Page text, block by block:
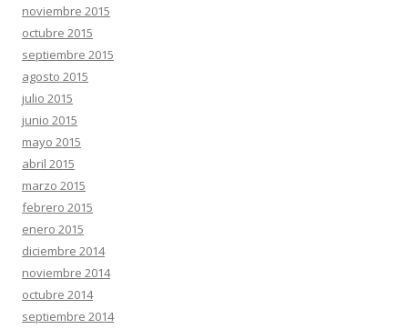
noviembre 2015
octubre 2015
septiembre 2015
agosto 2015
julio 2015
junio 2015
mayo 2015
abril 2015
marzo 2015
febrero 2015
enero 2015
diciembre 2014
noviembre 2014
octubre 2014
septiembre 2014